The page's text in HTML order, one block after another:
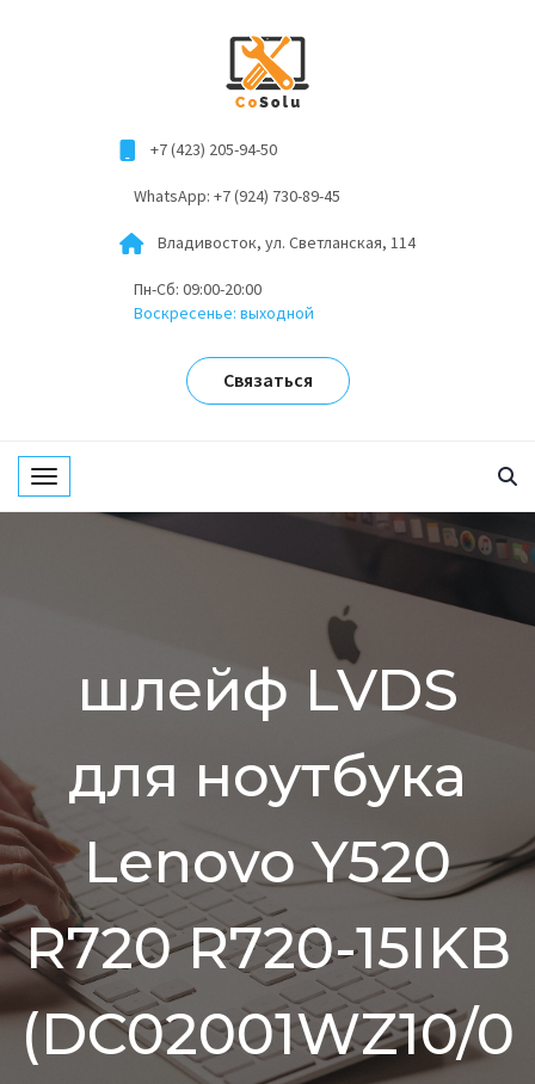
+7 (423) 205-94-50
WhatsApp: +7 (924) 730-89-45
Владивосток, ул. Светланская, 114
Пн-Сб: 09:00-20:00
Воскресенье: выходной
Связаться
Toggle navigation
шлейф LVDS
для ноутбука
Lenovo Y520
R720 R720-15IKB
(DC02001WZ10/0